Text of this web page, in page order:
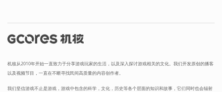
机核从2010年开始一直致力于分享游戏玩家的生活，以及深入探讨游戏相关的文化。我们开发原创的播客
以及视频节目，一直在不断寻找民间高质量的内容创作者。
我们坚信游戏不止是游戏，游戏中包含的科学，文化，历史等各个层面的知识和故事，它们同时也会辐射